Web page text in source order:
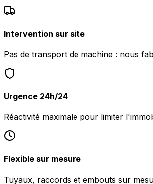
Intervention sur site
Pas de transport de machine : nous
Urgence 24h/24
Réactivité maximale pour limiter
Flexible sur mesure
Tuyaux, raccords et embouts sur